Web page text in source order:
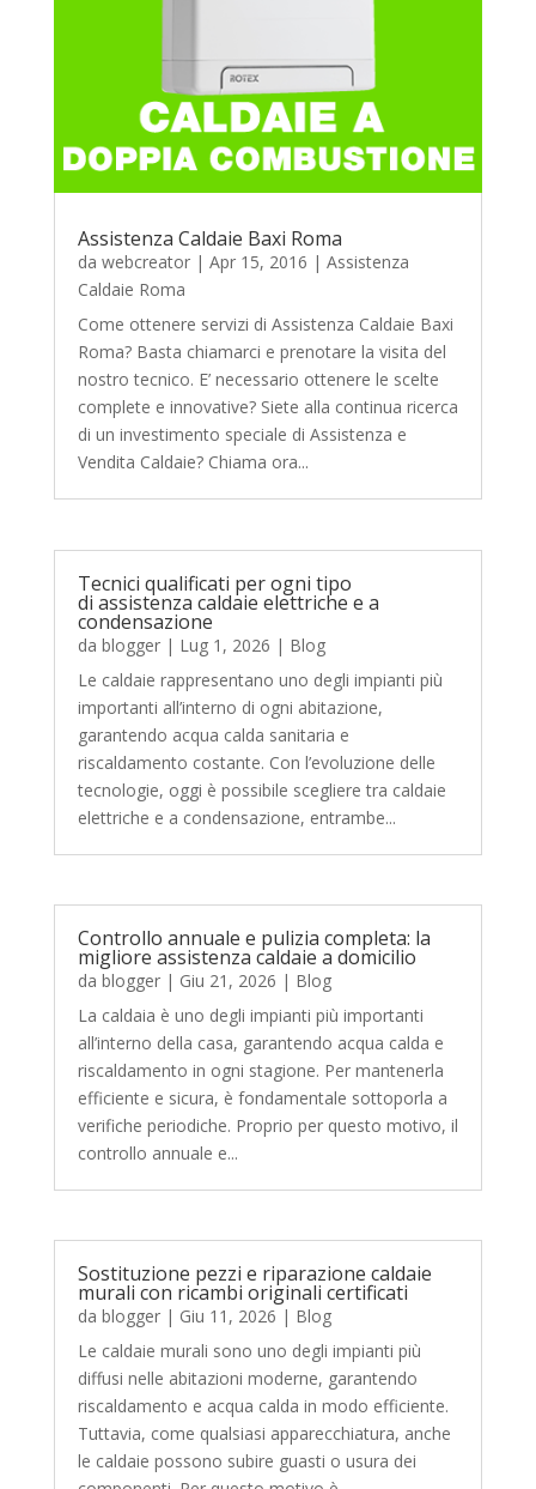
Assistenza Caldaie Baxi Roma
da webcreator| Apr 15, 2016 | Assistenza
Caldaie Roma
Come ottenere servizi di Assistenza Caldaie Baxi
Roma? Basta chiamarci e prenotare la visita del
nostro tecnico. E’ necessario ottenere le scelte
complete e innovative? Siete alla continua ricerca
di un investimento speciale di Assistenza e
Vendita Caldaie? Chiama ora...
Tecnici qualificati per ogni tipo
di assistenza caldaie elettriche e a
condensazione
da blogger| Lug 1, 2026 | Blog
Le caldaie rappresentano uno degli impianti più
importanti all’interno di ogni abitazione,
garantendo acqua calda sanitaria e
riscaldamento costante. Con l’evoluzione delle
tecnologie, oggi è possibile scegliere tra caldaie
elettriche e a condensazione, entrambe...
Controllo annuale e pulizia completa: la
migliore assistenza caldaie a domicilio
da blogger| Giu 21, 2026 | Blog
La caldaia è uno degli impianti più importanti
all’interno della casa, garantendo acqua calda e
riscaldamento in ogni stagione. Per mantenerla
efficiente e sicura, è fondamentale sottoporla a
verifiche periodiche. Proprio per questo motivo, il
controllo annuale e...
Sostituzione pezzi e riparazione caldaie
murali con ricambi originali certificati
da blogger| Giu 11, 2026 | Blog
Le caldaie murali sono uno degli impianti più
diffusi nelle abitazioni moderne, garantendo
riscaldamento e acqua calda in modo efficiente.
Tuttavia, come qualsiasi apparecchiatura, anche
le caldaie possono subire guasti o usura dei